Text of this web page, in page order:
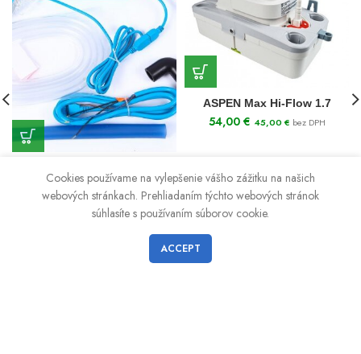
76,00€ 63,33
ASPEN Max Hi-Flow 1.7
54,00 € 45,00€ bez DPH
Cookies používame na vylepšenie vášho zážitku na našich
webových stránkach. Prehliadaním týchto webových stránok
súhlasíte s používaním súborov cookie.
ACCEPT